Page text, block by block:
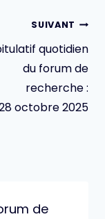
SUIVANT
quotidien
du forum de
recherche :
octobre 2025
de